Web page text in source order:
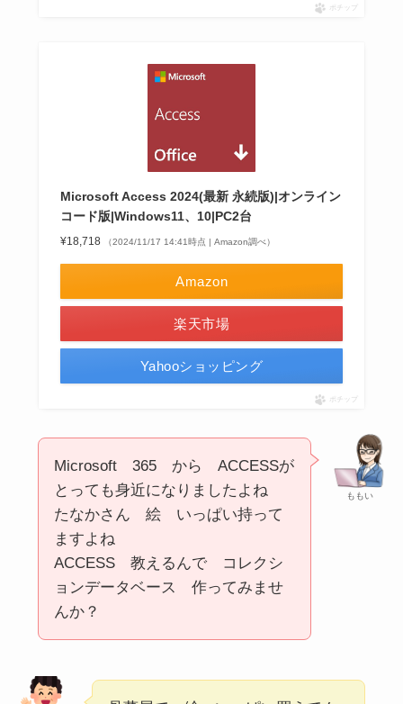
ポチップ
Microsoft Access 2024(最新 永続版)|オンライン
コード版|Windows11、10|PC2台
¥18,718 （2024/11/17 14:41時点 | Amazon調べ）
Amazon
楽天市場
Yahooショッピング
ポチップ
ももい
Microsoft 365 から ACCESSが
とっても身近になりましたよね
たなかさん 絵 いっぱい持って
ますよね
ACCESS 教えるんで コレクシ
ョンデータベース 作ってみませ
んか？